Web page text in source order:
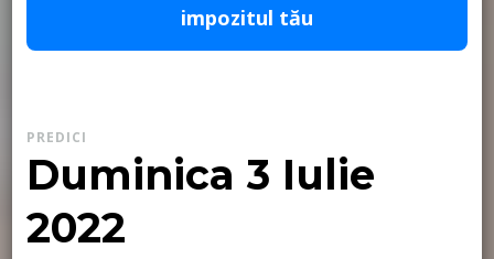
impozitul tău
PREDICI
Duminica 3 Iulie
2022